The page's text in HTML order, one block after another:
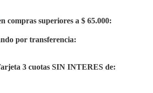
compras superiores a $ 65.000:
por transferencia:
3 cuotas SIN INTERES de: